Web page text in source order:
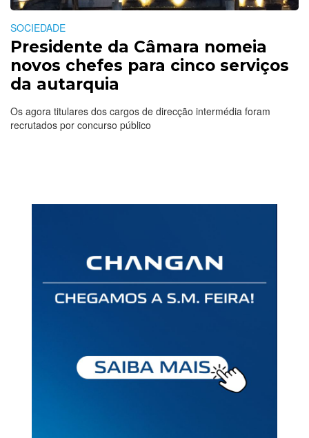
SOCIEDADE
Presidente da Câmara nomeia
novos chefes para cinco serviços
da autarquia
Os agora titulares dos cargos de direcção intermédia foram
recrutados por concurso público